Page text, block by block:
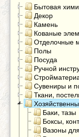
Бытовая
Декор
Камень
Кованые
Отделочные
Полы
Посуда
Ручной
Сувениры и
Ткани,
Баки, тазы
Боксы,
Вазоны